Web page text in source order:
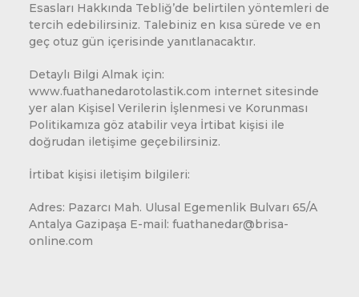
Esasları Hakkında Tebliğ’de belirtilen yöntemleri de
tercih edebilirsiniz. Talebiniz en kısa sürede ve en
geç otuz gün içerisinde yanıtlanacaktır.
Detaylı Bilgi Almak için:
www.fuathanedarotolastik.com internet sitesinde
yer alan Kişisel Verilerin İşlenmesi ve Korunması
Politikamıza göz atabilir veya İrtibat kişisi ile
doğrudan iletişime geçebilirsiniz.
İrtibat kişisi iletişim bilgileri:
Adres: Pazarcı Mah. Ulusal Egemenlik Bulvarı 65/A
Antalya Gazipaşa E-mail: fuathanedar@brisa-
online.com